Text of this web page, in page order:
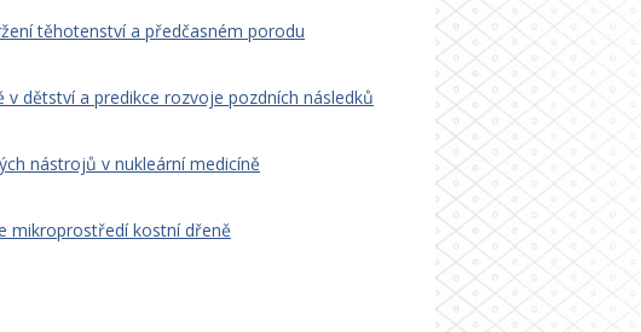
těhotenství a předčasném porodu
dětství a predikce rozvoje pozdních následků
nástrojů v nukleární medicíně
mikroprostředí kostní dřeně